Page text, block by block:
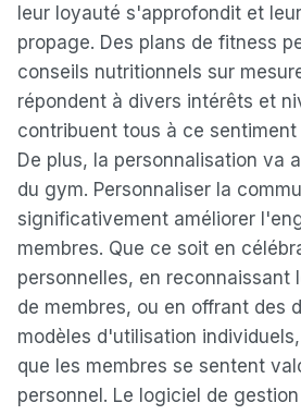
leur loyauté s'approfondit et
propage. Des plans de fitness
conseils nutritionnels sur
répondent à divers intérêts et
contribuent tous à ce sentiment
De plus, la personnalisation va
du gym. Personnaliser la
significativement améliorer
membres. Que ce soit en
personnelles, en reconnaissant
de membres, ou en offrant des
modèles d'utilisation
que les membres se sentent
personnel. Le logiciel de